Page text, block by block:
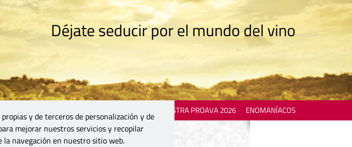
Déjate seducir por el mundo del vino
MOSTRA PROAVA 2026 ENOMANÍACOS
y de terceros de personalización y de
mejorar nuestros servicios y recopilar
navegación en nuestro sitio web.